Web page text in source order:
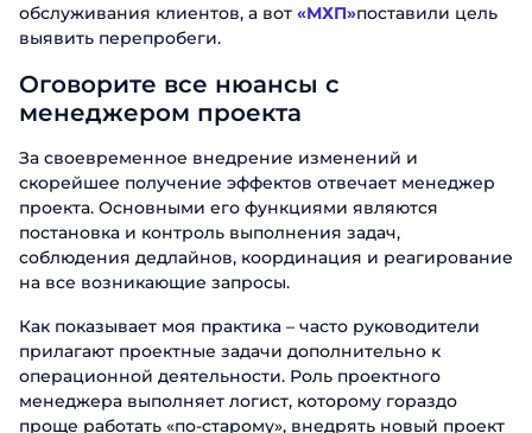
обслуживания клиентов, а вот «МХП»поставили цель
выявить перепробеги.
Оговорите все нюансы с
менеджером проекта
За своевременное внедрение изменений и
скорейшее получение эффектов отвечает менеджер
проекта. Основными его функциями являются
постановка и контроль выполнения задач,
соблюдения дедлайнов, координация и реагирование
на все возникающие запросы.
Как показывает моя практика – часто руководители
прилагают проектные задачи дополнительно к
операционной деятельности. Роль проектного
менеджера выполняет логист, которому гораздо
проще работать «по-старому», внедрять новый проект